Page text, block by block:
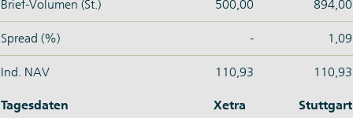
Brief-Volumen (St.) 500,00 894,00
Spread (%) - 1,09
Ind. NAV 110,93 110,93
Tagesdaten Xetra Stuttgart